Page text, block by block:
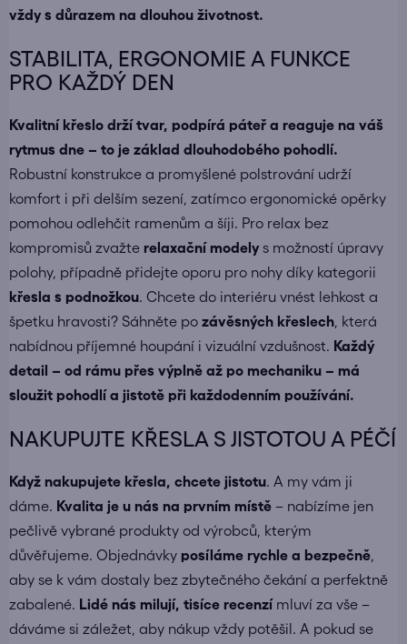
vždy s důrazem na dlouhou životnost.
STABILITA, ERGONOMIE A FUNKCE
PRO KAŽDÝ DEN
Kvalitní křeslo drží tvar, podpírá páteř a reaguje na váš
rytmus dne – to je základ dlouhodobého pohodlí.
Robustní konstrukce a promyšlené polstrování udrží
komfort i při delším sezení, zatímco ergonomické opěrky
pomohou odlehčit ramenům a šíji. Pro relax bez
kompromisů zvažte relaxační modelys možností úpravy
polohy, případně přidejte oporu pro nohy díky kategorii
křesla s podnožkou. Chcete do interiéru vnést lehkost a
špetku hravosti? Sáhněte po závěsných křeslech , která
nabídnou příjemné houpání i vizuální vzdušnost. Každý
detail – od rámu přes výplně až po mechaniku – má
sloužit pohodlí a jistotě při každodenním používání.
NAKUPUJTE KŘESLA S JISTOTOU A PÉČÍ
Když nakupujete křesla, chcete jistotu. A my vám ji
dáme. Kvalita je u nás na prvním místě – nabízíme jen
pečlivě vybrané produkty od výrobců, kterým
důvěřujeme. Objednávky posíláme rychle a bezpečně
aby se k vám dostaly bez zbytečného čekání a perfektně
zabalené. Lidé nás milují, tisíce recenzímluví za vše –
dáváme si záležet, aby nákup vždy potěšil. A pokud se